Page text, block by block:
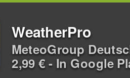
WeatherPro
MeteoGroup
2,99 € - In Google